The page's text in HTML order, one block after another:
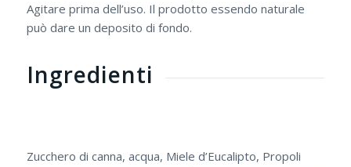
Agitare prima dell’uso. Il prodotto essendo naturale
può dare un deposito di fondo.
Ingredienti
Zucchero di canna, acqua, Miele d’Eucalipto, Propoli